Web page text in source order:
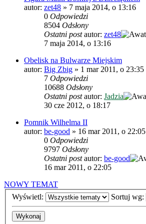
autor: zet48 » 7 maja 2014, o 13:16
0 Odpowiedzi
8504 Odsłony
Ostatni postautor: zet48
7 maja 2014, o 13:16
Obelisk na Bulwarze Miejskim
autor: Big Zbig » 1 mar 2011, o 23:35
7 Odpowiedzi
10688 Odsłony
Ostatni postautor: Jadzia
30 cze 2012, o 18:17
Pomnik Wilhelma II
autor: be-good » 16 mar 2011, o 22:05
0 Odpowiedzi
9797 Odsłony
Ostatni postautor: be-good
16 mar 2011, o 22:05
NOWY TEMAT
Wyświetl:
Sortuj wg: